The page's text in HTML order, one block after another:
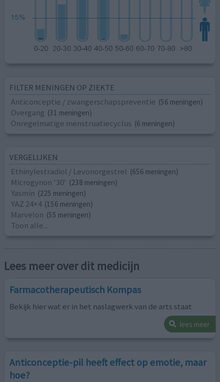
FILTER MENINGEN OP ZIEKTE
Anticonceptie / zwangerschapspreventie (56 meningen)
Overgang (31 meningen)
Onregelmatige menstruatiecyclus (6 meningen)
VERGELIJKEN
Ethinylestradiol / Levonorgestrel (656 meningen)
Microgynon '30' (238 meningen)
Yasmin (225 meningen)
YAZ 24+4 (156 meningen)
Marvelon (55 meningen)
Toon alle...
Lees meer over dit medicijn
Farmacotherapeutisch Kompas
Bekijk hier wat er in het naslagwerk van de arts staat
lees meer
Anticonceptie-pil heeft effect op emotie, maar
hoe?